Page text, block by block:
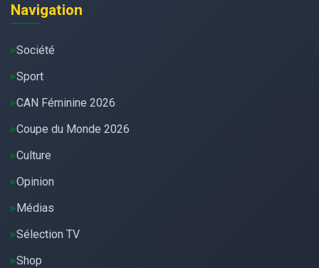
Navigation
Société
Sport
CAN Féminine 2026
Coupe du Monde 2026
Culture
Opinion
Médias
Sélection TV
Shop